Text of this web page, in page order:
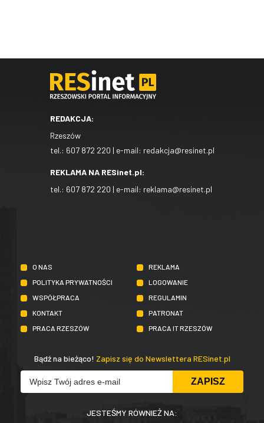
REDAKCJA:
Rzeszów
tel.: 607 872 220 | e-mail: redakcja@resinet.pl
REKLAMA NA RESinet.pl:
tel.: 607 872 220 | e-mail: reklama@resinet.pl
O NAS
REKLAMA
POLITYKA PRYWATNOŚCI
LOGOWANIE
WSPÓŁPRACA
REGULAMIN
KONTAKT
PATRONAT
PRACA RZESZÓW
PRACA IT RZESZÓW
Bądź na bieżąco! Zapisz się do Newslettera RESinet.pl
JESTEŚMY RÓWNIEŻ NA: